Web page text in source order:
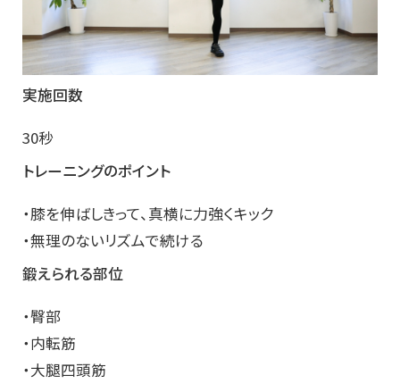
実施回数
30秒
トレーニングのポイント
・膝を伸ばしきって、真横に力強くキック
・無理のないリズムで続ける
鍛えられる部位
・臀部
・内転筋
・大腿四頭筋